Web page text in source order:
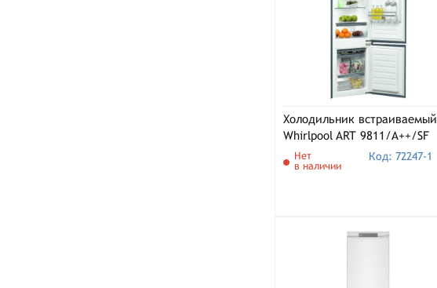
Холодильник встраиваемый
Whirlpool ART 9811/A++/SF
Нет
в наличии
Код: 72247-1